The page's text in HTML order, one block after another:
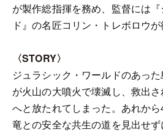
が製作総指揮を務め、監督には
ド』の名匠コリン・トレボロウが
〈STORY〉
ジュラシック・ワールドのあっ
が火山の大噴火で壊滅し、救出
へと放たれてしまった。あれか
竜との安全な共生の道を見出せ